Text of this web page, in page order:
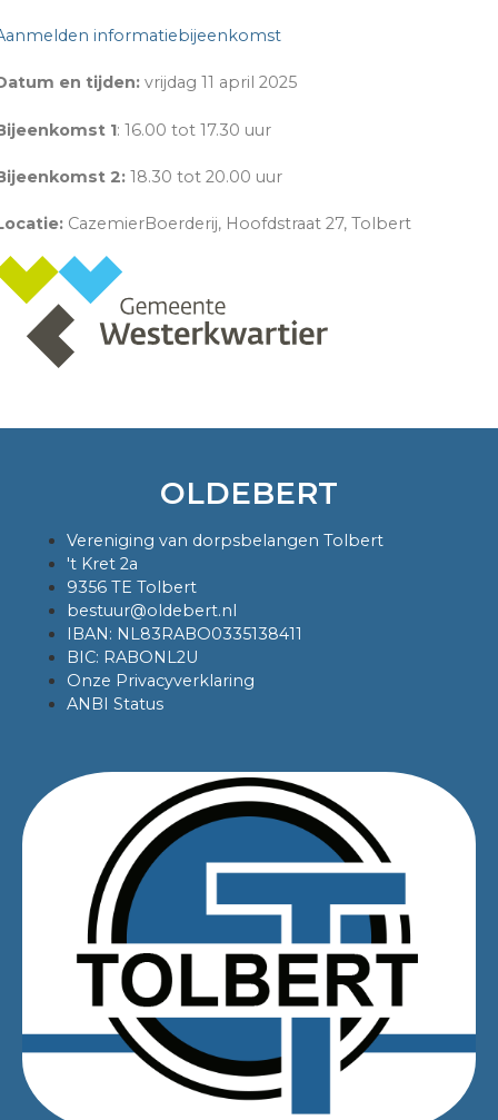
informatiebijeenkomst
en tijden: vrijdag 11 april 2025
1: 16.00 tot 17.30 uur
2: 18.30 tot 20.00 uur
CazemierBoerderij, Hoofdstraat 27, Tolbert
OLDEBERT
Vereniging van dorpsbelangen Tolbert
't Kret 2a
9356 TE Tolbert
bestuur@oldebert.nl
IBAN: NL83RABO0335138411
BIC: RABONL2U
Onze Privacyverklaring
ANBI Status